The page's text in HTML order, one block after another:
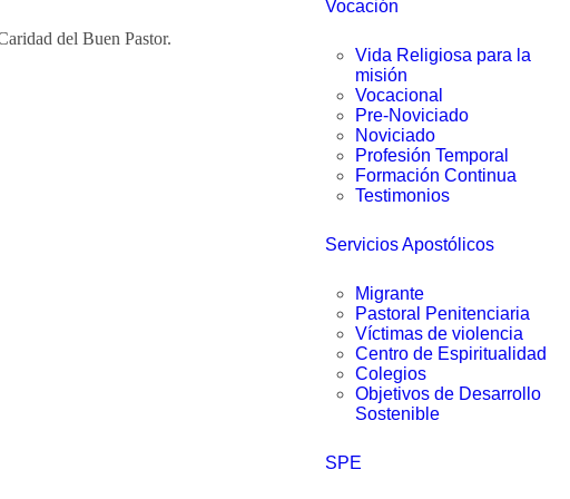
Vocación
Vida Religiosa para la
misión
Vocacional
Pre-Noviciado
Noviciado
Profesión Temporal
Formación Continua
Testimonios
Servicios Apostólicos
Migrante
Pastoral Penitenciaria
Víctimas de violencia
Centro de Espiritualidad
Colegios
Objetivos de Desarrollo
Sostenible
SPE
del Buen Pastor.